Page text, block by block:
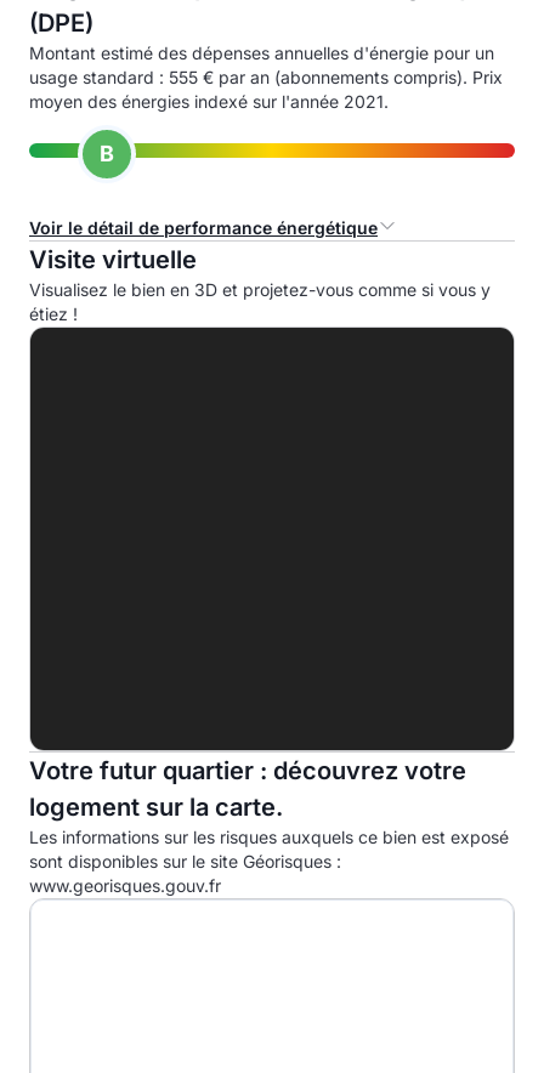
(DPE)
Montant estimé des dépenses annuelles d'énergie pour un
usage standard : 555 € par an (abonnements compris). Prix
moyen des énergies indexé sur l'année 2021.
B
Voir le détail de performance énergétique
Consommation d'énergie primaire (CEP)
A
C
D
E
F
Visite virtuelle
Visualisez le bien en 3D et projetez-vous comme si vous y
étiez !
Votre futur quartier : découvrez votre
logement sur la carte.
Les informations sur les risques auxquels ce bien est exposé
sont disponibles sur le site Géorisques :
www.georisques.gouv.fr